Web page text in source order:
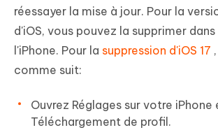
réessayer la mise à jour. Pour la
d'iOS, vous pouvez la supprimer
l'iPhone. Pour la suppression d'iOS 17
comme suit:
Ouvrez Réglages sur votre
Téléchargement de profil.